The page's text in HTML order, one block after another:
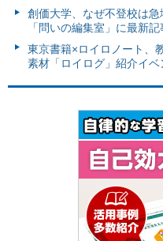
創価大学、なぜ不登校は
「問いの編集室」に最新
東京書籍×ロイロノート、
素材「ロイログ」紹介イベ